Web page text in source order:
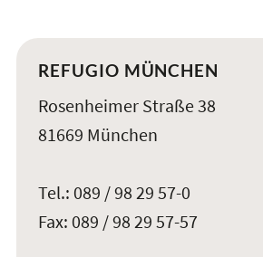
REFUGIO MÜNCHEN
Rosenheimer Straße 38
81669 München
Tel.: 089 / 98 29 57-0
Fax: 089 / 98 29 57-57